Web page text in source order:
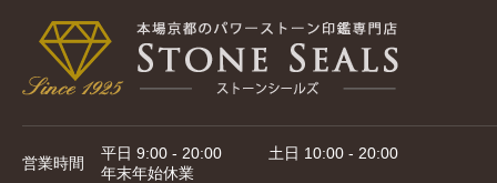
営業時間
平日 9:00 - 20:00 土日 10:00 - 20:00
年末年始休業